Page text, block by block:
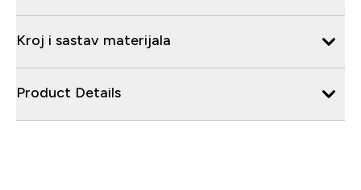
Kroj i sastav materijala
Product Details